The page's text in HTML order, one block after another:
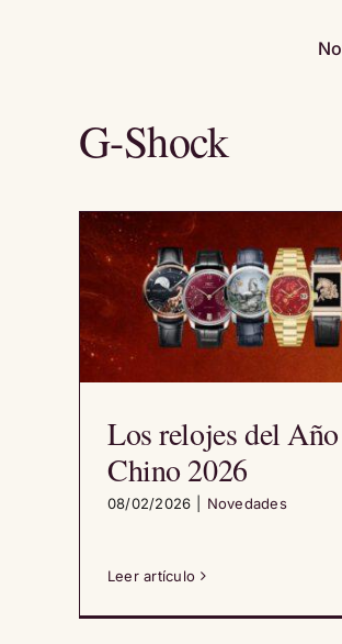
G-Shock
Los relojes del
Chino 2026
08/02/2026 Novedades
Leer artículo